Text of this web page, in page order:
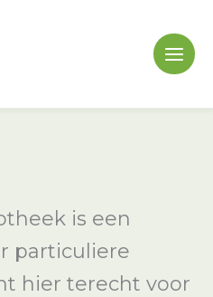
is een
particuliere
hier terecht voor